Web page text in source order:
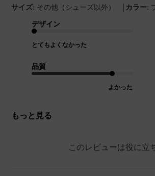
サイズ: その他（シューズ以外） | カラー:
デザイン
とてもよくなかった
品質
よかった
もっと見る
このレビューは役に立